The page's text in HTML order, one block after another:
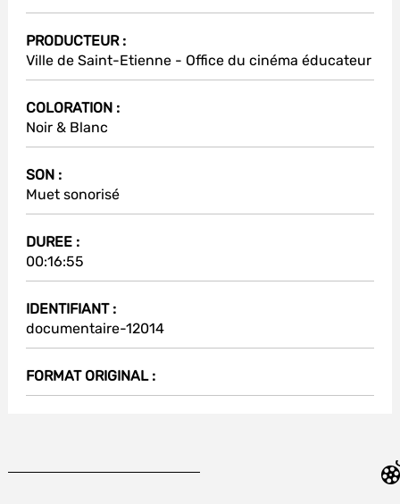
PRODUCTEUR :
Ville de Saint-Etienne - Office du cinéma éducateur
COLORATION :
Noir & Blanc
SON :
Muet sonorisé
DUREE :
00:16:55
IDENTIFIANT :
documentaire-12014
FORMAT ORIGINAL :